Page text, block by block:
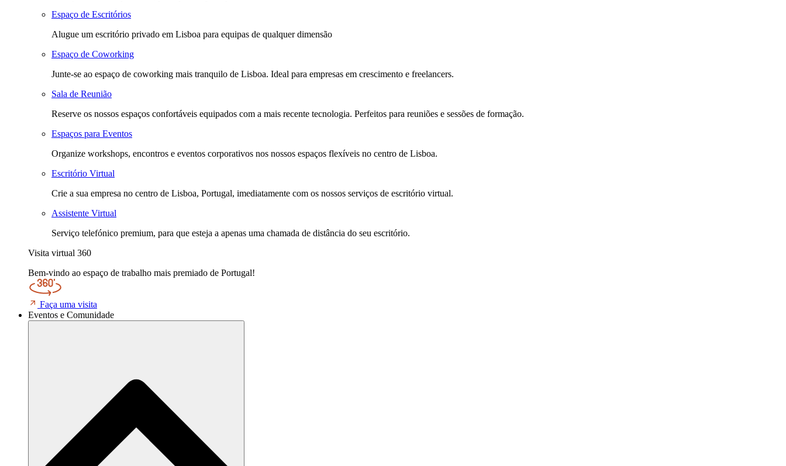
Espaço de Escritórios
Alugue um escritório privado em Lisboa para equipas de qualquer dimensão
Espaço de Coworking
Junte-se ao espaço de coworking mais tranquilo de Lisboa. Ideal para empresas em crescimento e freelancers.
Sala de Reunião
Reserve os nossos espaços confortáveis equipados com a mais recente tecnologia. Perfeitos para reuniões e sessões de formação.
Espaços para Eventos
Organize workshops, encontros e eventos corporativos nos nossos espaços flexíveis no centro de Lisboa.
Escritório Virtual
Crie a sua empresa no centro de Lisboa, Portugal, imediatamente com os nossos serviços de escritório virtual.
Assistente Virtual
Serviço telefónico premium, para que esteja a apenas uma chamada de distância do seu escritório.
Visita virtual 360
Bem-vindo ao espaço de trabalho mais premiado de Portugal!
Faça uma visita
Eventos e Comunidade